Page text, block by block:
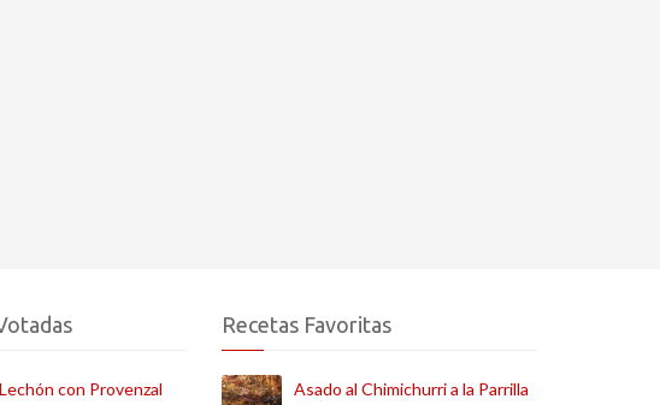
con Provenzal
Recetas Favoritas
Asado al Chimichurri a la Parrilla